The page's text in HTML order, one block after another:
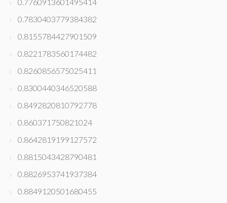
0.7830403779384382
0.8155784427901509
0.8221783560174482
0.8260856575025411
0.8300440346520588
0.8492820810792778
0.860371750821024
0.8642819199127572
0.8815043428790481
0.8826953741937384
0.8849120501680455